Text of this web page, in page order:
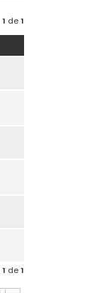
1 de1
1 de1